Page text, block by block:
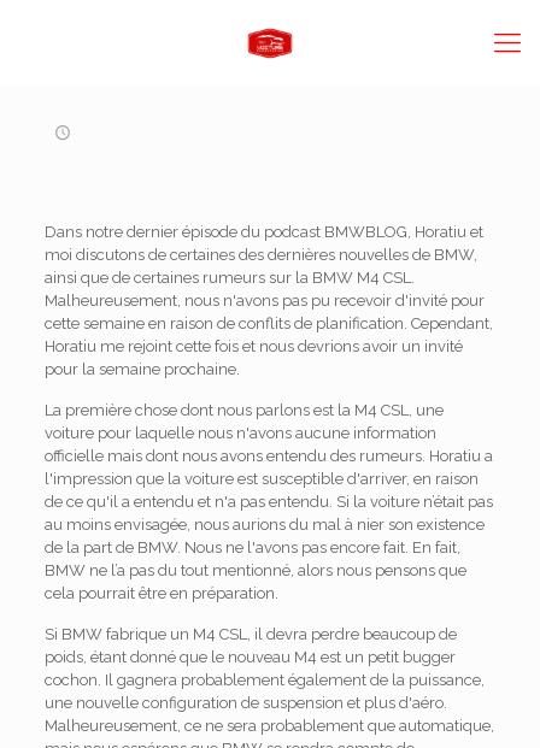
Dans notre dernier épisode du podcast BMWBLOG, Horatiu et
moi discutons de certaines des dernières nouvelles de BMW,
ainsi que de certaines rumeurs sur la BMW M4 CSL.
Malheureusement, nous n'avons pas pu recevoir d'invité pour
cette semaine en raison de conflits de planification. Cependant,
Horatiu me rejoint cette fois et nous devrions avoir un invité
pour la semaine prochaine.
La première chose dont nous parlons est la M4 CSL, une
voiture pour laquelle nous n'avons aucune information
officielle mais dont nous avons entendu des rumeurs. Horatiu a
l'impression que la voiture est susceptible d'arriver, en raison
de ce qu'il a entendu et n'a pas entendu. Si la voiture n’était pas
au moins envisagée, nous aurions du mal à nier son existence
de la part de BMW. Nous ne l'avons pas encore fait. En fait,
BMW ne l’a pas du tout mentionné, alors nous pensons que
cela pourrait être en préparation.
Si BMW fabrique un M4 CSL, il devra perdre beaucoup de
poids, étant donné que le nouveau M4 est un petit bugger
cochon. Il gagnera probablement également de la puissance,
une nouvelle configuration de suspension et plus d'aéro.
Malheureusement, ce ne sera probablement que automatique,